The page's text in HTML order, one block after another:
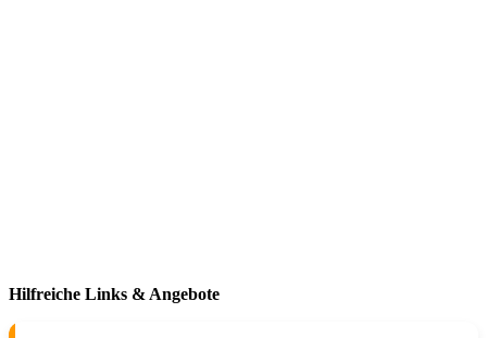
Hilfreiche Links & Angebote